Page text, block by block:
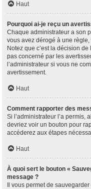
Haut
Pourquoi ai-je reçu un
Chaque administrateur a son
vous avez dérogé à une
Notez que c’est la décision
pas concerné par les
l’administrateur si vous ne
avertissement.
Haut
Comment rapporter des
Si l’administrateur l’a permis,
devriez voir un bouton pour
accéderez aux étapes
Haut
À quoi sert le bouton «
message ?
Il vous permet de